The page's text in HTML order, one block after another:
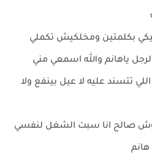
بكلمتين ومخلكيش تكملي
ياهانم والله اسمعي مني
تتسند عليه لا عيل بينفع ولا
صالح انا سبت الشغل لنفسي
هانم